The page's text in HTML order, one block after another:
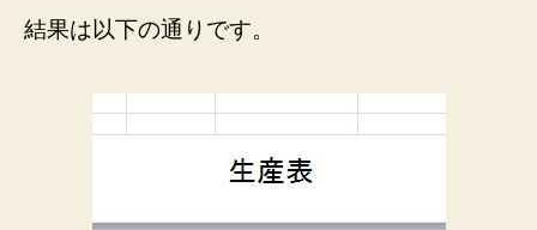
結果は以下の通りです。